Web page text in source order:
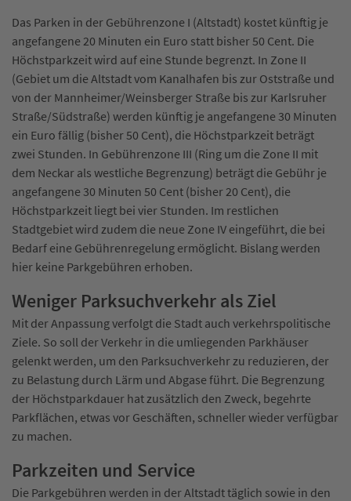
Das Parken in der Gebührenzone I (Altstadt) kostet künftig je
angefangene 20 Minuten ein Euro statt bisher 50 Cent. Die
Höchstparkzeit wird auf eine Stunde begrenzt. In Zone II
(Gebiet um die Altstadt vom Kanalhafen bis zur Oststraße und
von der Mannheimer/Weinsberger Straße bis zur Karlsruher
Straße/Südstraße) werden künftig je angefangene 30 Minuten
ein Euro fällig (bisher 50 Cent), die Höchstparkzeit beträgt
zwei Stunden. In Gebührenzone III (Ring um die Zone II mit
dem Neckar als westliche Begrenzung) beträgt die Gebühr je
angefangene 30 Minuten 50 Cent (bisher 20 Cent), die
Höchstparkzeit liegt bei vier Stunden. Im restlichen
Stadtgebiet wird zudem die neue Zone IV eingeführt, die bei
Bedarf eine Gebührenregelung ermöglicht. Bislang werden
hier keine Parkgebühren erhoben.
Weniger Parksuchverkehr als Ziel
Mit der Anpassung verfolgt die Stadt auch verkehrspolitische
Ziele. So soll der Verkehr in die umliegenden Parkhäuser
gelenkt werden, um den Parksuchverkehr zu reduzieren, der
zu Belastung durch Lärm und Abgase führt. Die Begrenzung
der Höchstparkdauer hat zusätzlich den Zweck, begehrte
Parkflächen, etwas vor Geschäften, schneller wieder verfügbar
zu machen.
Parkzeiten und Service
Die Parkgebühren werden in der Altstadt täglich sowie in den